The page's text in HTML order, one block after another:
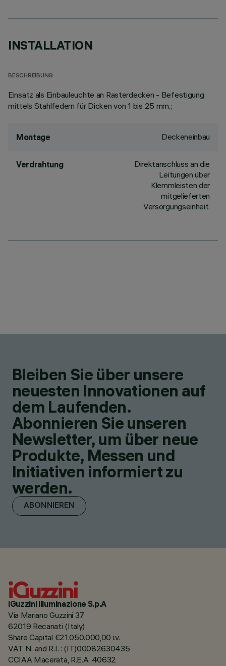
INSTALLATION
BESCHREIBUNG
Einsatz als Einbauleuchte an Rasterdecken - Befestigung
mittels Stahlfedern für Dicken von 1 bis 25 mm.;
Montage Deckeneinbau
Verdrahtung
Direktanschluss an die
Leitungen über
Klemmleisten der
mitgelieferten
Versorgungseinheit.
Bleiben Sie über unsere
neuesten Innovationen auf
dem Laufenden.
Abonnieren Sie unseren
Newsletter, um über neue
Produkte, Messen und
Initiativen informiert zu
werden.
ABONNIEREN
iGuzzini illuminazione S.p.A
Via Mariano Guzzini 37
62019 Recanati (Italy)
Share Capital €21.050.000,00 i.v.
VAT N. and R.I. : (IT)00082630435
CCIAA Macerata, R.E.A. 40632